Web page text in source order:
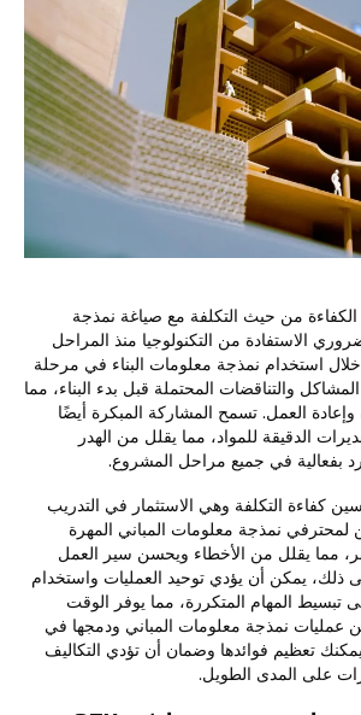
من حيث التكلفة مع صياغة نمذجة
الاستفادة من التكنولوجيا منذ المراحل
استخدام نمذجة معلومات البناء في مرحلة
والتناقضات المحتملة قبل بدء البناء، مما
وإعادة العمل. تسمح المشاركة المبكرة أيضًا
الدقيقة للمواد، مما يقلل من الهدر
بفعالية في جميع مراحل المشروع.
كفاءة التكلفة وهي الاستثمار في التدريب
نمذجة معلومات المباني المهرة
مما يقلل من الأخطاء ويحسن سير العمل
ذلك، يمكن أن يؤدي توحيد العمليات واستخدام
تبسيط المهام المتكررة، مما يوفر الوقت
عمليات نمذجة معلومات المباني ودمجها في
تعظيم فوائدها وضمان أن تؤدي التكاليف
على المدى الطويل.